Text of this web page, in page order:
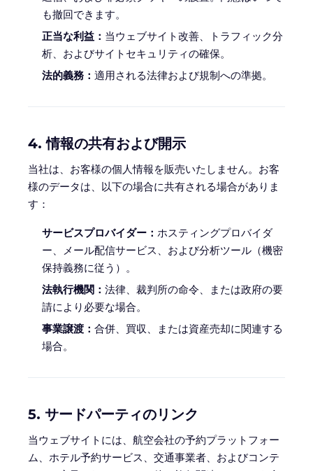
も撤回できます。
正当な利益： 当ウェブサイト改善、トラフィック分
析、およびサイトセキュリティの確保。
法的義務： 適用される法律および規制への準拠。
4. 情報の共有および開示
当社は、お客様の個人情報を販売いたしません。お客
様のデータは、以下の場合に共有される場合がありま
す：
サービスプロバイダー： ホスティングプロバイダ
ー、メール配信サービス、および分析ツール（機密
保持義務に従う）。
法執行機関： 法律、裁判所の命令、または政府の要
請により必要な場合。
事業譲渡： 合併、買収、または資産売却に関連する
場合。
5. サードパーティのリンク
当ウェブサイトには、航空会社の予約プラットフォー
ム、ホテル予約サービス、交通事業者、およびコンテ